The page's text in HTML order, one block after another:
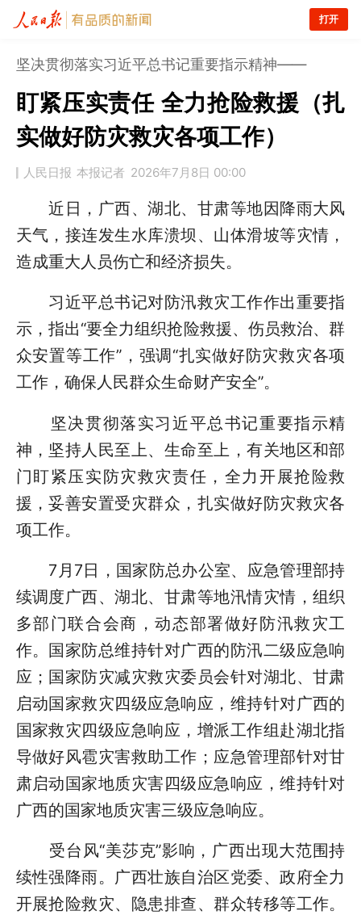
打开
坚决贯彻落实习近平总书记重要指示精神——
盯紧压实责任 全力抢险救援（扎
实做好防灾救灾各项工作）
人民日报 本报记者 2026年7月8日 00:00
近日，广西、湖北、甘肃等地因降雨大风
天气，接连发生水库溃坝、山体滑坡等灾情，
造成重大人员伤亡和经济损失。
习近平总书记对防汛救灾工作作出重要指
示，指出“要全力组织抢险救援、伤员救治、群
众安置等工作”，强调“扎实做好防灾救灾各项
工作，确保人民群众生命财产安全”。
坚决贯彻落实习近平总书记重要指示精
神，坚持人民至上、生命至上，有关地区和部
门盯紧压实防灾救灾责任，全力开展抢险救
援，妥善安置受灾群众，扎实做好防灾救灾各
项工作。
7月7日，国家防总办公室、应急管理部持
续调度广西、湖北、甘肃等地汛情灾情，组织
多部门联合会商，动态部署做好防汛救灾工
作。国家防总维持针对广西的防汛二级应急响
应；国家防灾减灾救灾委员会针对湖北、甘肃
启动国家救灾四级应急响应，维持针对广西的
国家救灾四级应急响应，增派工作组赴湖北指
导做好风雹灾害救助工作；应急管理部针对甘
肃启动国家地质灾害四级应急响应，维持针对
广西的国家地质灾害三级应急响应。
受台风“美莎克”影响，广西出现大范围持
续性强降雨。广西壮族自治区党委、政府全力
开展抢险救灾、隐患排查、群众转移等工作。